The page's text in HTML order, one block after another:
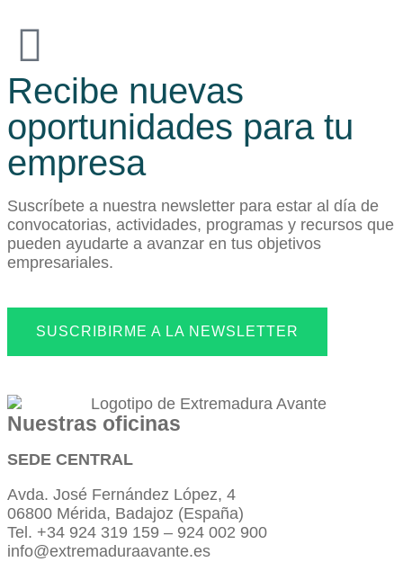
Recibe nuevas
oportunidades para tu
empresa
Suscríbete a nuestra newsletter para estar al día de
convocatorias, actividades, programas y recursos que
pueden ayudarte a avanzar en tus objetivos
empresariales.
SUSCRIBIRME A LA NEWSLETTER
Nuestras oficinas
SEDE CENTRAL
Avda. José Fernández López, 4
06800 Mérida, Badajoz (España)
Tel. +34 924 319 159 – 924 002 900
info@extremaduraavante.es